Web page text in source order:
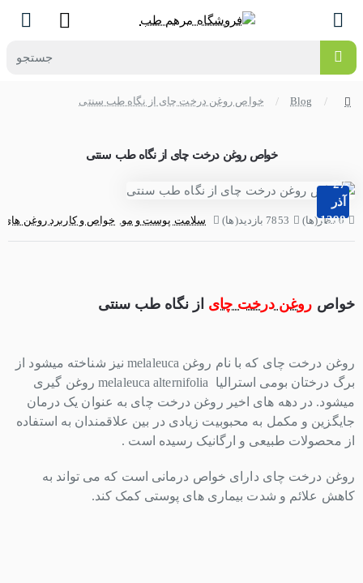
جستجو
Blog خواص روغن درخت چای از نگاه طب سنتی
خواص روغن درخت چای از نگاه طب سنتی
27
آذر
1398
0 نظر(ها) 7853 بازدید(ها) سلامت پوست و مو, خواص و کاربرد روغن های
خواص روغن درخت چای از نگاه طب سنتی
روغن درخت چای که با نام روغن melaleucaنیز شناخته میشود از
برگ درختان بومی استرالیا melaleuca alternifoliaروغن گیری
میشود. در دهه های اخیر روغن درخت چای به عنوان یک درمان
جایگزین و مکمل به محبوبیت زیادی در بین علاقمندان به استفاده
از محصولات طبیعی و ارگانیک رسیده است .
روغن درخت چای دارای خواص درمانی است که می تواند به
کاهش علائم و شدت بیماری های پوستی کمک کند.